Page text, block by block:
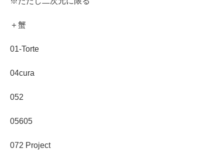
＋蟹
01-Torte
04cura
052
05605
072 Project